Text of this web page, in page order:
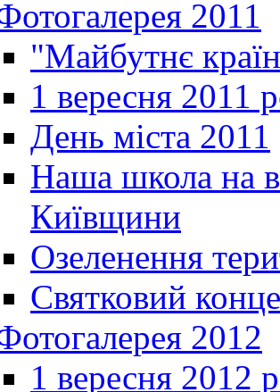
2011
"Майбутнє
1 вересня 2011
День міста 2011
Наша школа на
Київщини
Озеленення
Святковий
2012
1 вересня 2012